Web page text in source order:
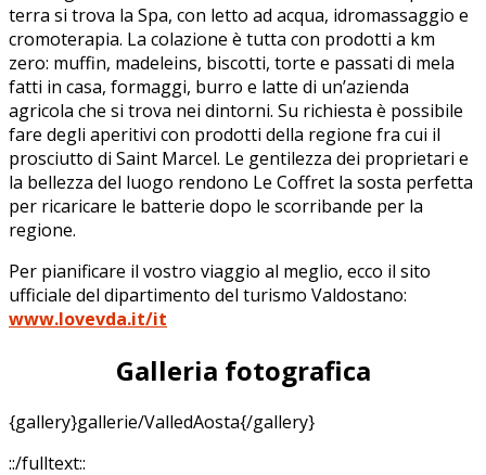
terra si trova la Spa, con letto ad acqua, idromassaggio e
cromoterapia. La colazione è tutta con prodotti a km
zero: muffin, madeleins, biscotti, torte e passati di mela
fatti in casa, formaggi, burro e latte di un’azienda
agricola che si trova nei dintorni. Su richiesta è possibile
fare degli aperitivi con prodotti della regione fra cui il
prosciutto di Saint Marcel. Le gentilezza dei proprietari e
la bellezza del luogo rendono Le Coffret la sosta perfetta
per ricaricare le batterie dopo le scorribande per la
regione.
Per pianificare il vostro viaggio al meglio, ecco il sito
ufficiale del dipartimento del turismo Valdostano:
www.lovevda.it/it
Galleria fotografica
{gallery}gallerie/ValledAosta{/gallery}
::/fulltext::